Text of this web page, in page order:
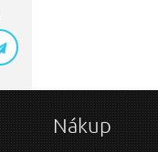
Nákup